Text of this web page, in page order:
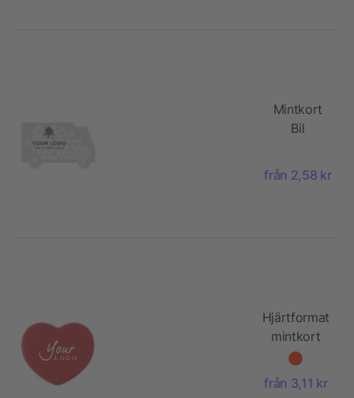
Mintkort
Bil
från 2,58 kr
Hjärtformat
mintkort
från 3,11 kr